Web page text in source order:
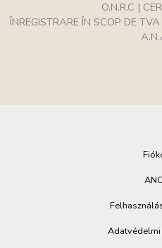
O.N.R.C |
ÎNREGISTRARE ÎN SCOP DE